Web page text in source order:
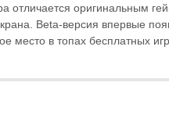
отличается оригинальным
Beta-версия впервые
место в топах бесплатных